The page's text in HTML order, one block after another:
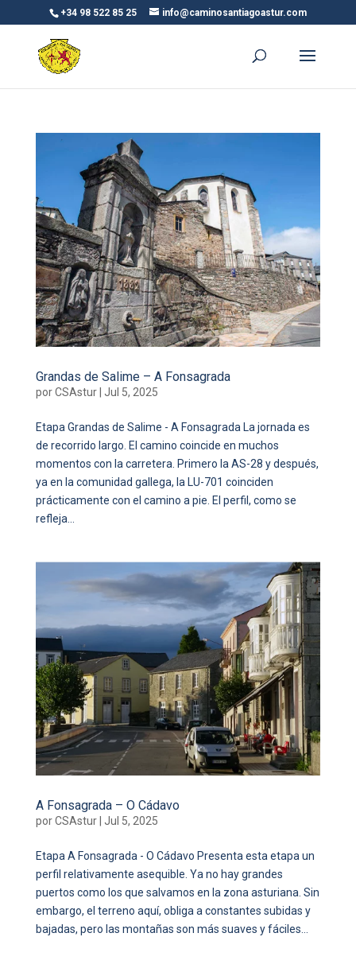
+34 98 522 85 25 info@caminosantiagoastur.com
Grandas de Salime – A Fonsagrada
porCSAstur| Jul 5, 2025
Etapa Grandas de Salime - A Fonsagrada La jornada es
de recorrido largo. El camino coincide en muchos
momentos con la carretera. Primero la AS-28 y después,
ya en la comunidad gallega, la LU-701 coinciden
prácticamente con el camino a pie. El perfil, como se
refleja...
A Fonsagrada – O Cádavo
porCSAstur| Jul 5, 2025
Etapa A Fonsagrada - O Cádavo Presenta esta etapa un
perfil relativamente asequible. Ya no hay grandes
puertos como los que salvamos en la zona asturiana. Sin
embargo, el terreno aquí, obliga a constantes subidas y
bajadas, pero las montañas son más suaves y fáciles...